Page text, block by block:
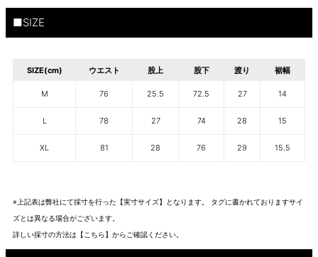
■SIZE
SIZE(cm) ウエスト 股上 股下 渡り 裾幅
M 76 25.5 72.5 27 14
L 78 27 74 28 15
XL 81 28 76 29 15.5
※上記表は弊社にて採寸を行った【実寸サイズ】となります。 タグに書かれておりますサイ
ズとは異なる場合がございます。
詳しい採寸の方法は 【こちら】から ご確認ください。